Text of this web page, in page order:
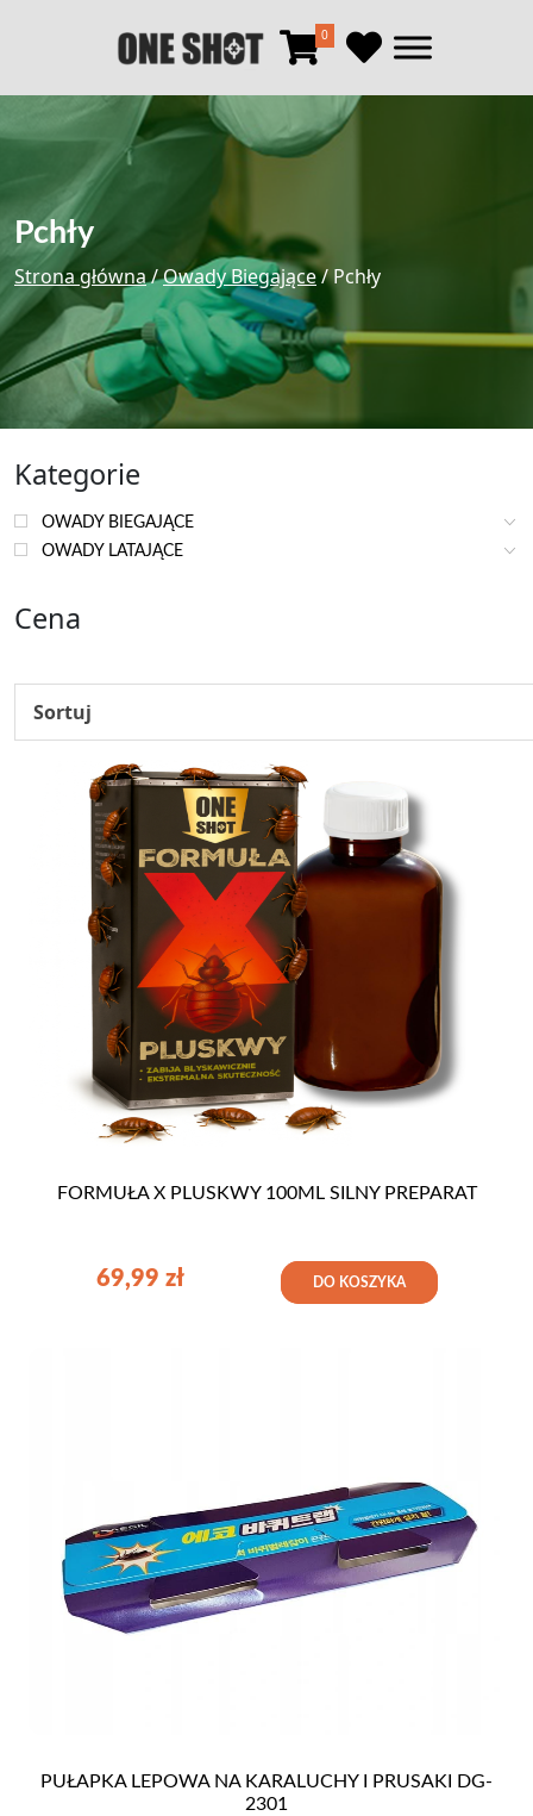
0
Pchły
Strona główna/Owady Biegające/ Pchły
Kategorie
OWADY BIEGAJĄCE
OWADY LATAJĄCE
Cena
Sortuj
FORMUŁA X PLUSKWY 100ML SILNY PREPARAT
69,99 zł DO KOSZYKA
PUŁAPKA LEPOWA NA KARALUCHY I PRUSAKI DG-
2301